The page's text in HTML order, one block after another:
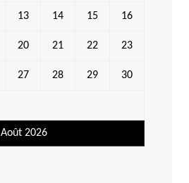
Août 2026
13 14 15 16
20 21 22 23
27 28 29 30